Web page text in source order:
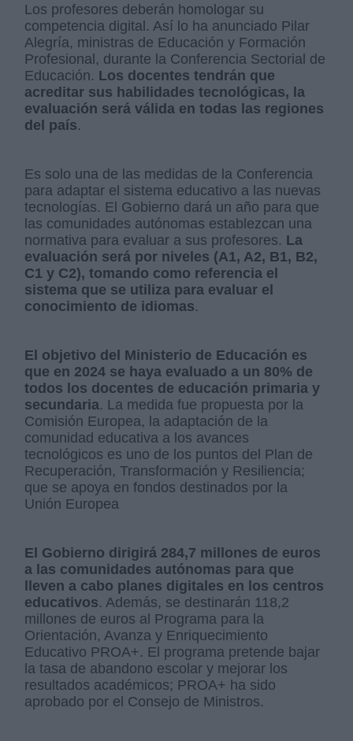
Los profesores deberán homologar su
competencia digital. Así lo ha anunciado Pilar
Alegría, ministras de Educación y Formación
Profesional, durante la Conferencia Sectorial de
Educación. Los docentes tendrán que
acreditar sus habilidades tecnológicas, la
evaluación será válida en todas las regiones
del país.
Es solo una de las medidas de la Conferencia
para adaptar el sistema educativo a las nuevas
tecnologías. El Gobierno dará un año para que
las comunidades autónomas establezcan una
normativa para evaluar a sus profesores. La
evaluación será por niveles (A1, A2, B1, B2,
C1 y C2), tomando como referencia el
sistema que se utiliza para evaluar el
conocimiento de idiomas.
El objetivo del Ministerio de Educación es
que en 2024 se haya evaluado a un 80% de
todos los docentes de educación primaria y
secundaria. La medida fue propuesta por la
Comisión Europea, la adaptación de la
comunidad educativa a los avances
tecnológicos es uno de los puntos del Plan de
Recuperación, Transformación y Resiliencia;
que se apoya en fondos destinados por la
Unión Europea
El Gobierno dirigirá 284,7 millones de euros
a las comunidades autónomas para que
lleven a cabo planes digitales en los centros
educativos. Además, se destinarán 118,2
millones de euros al Programa para la
Orientación, Avanza y Enriquecimiento
Educativo PROA+. El programa pretende bajar
la tasa de abandono escolar y mejorar los
resultados académicos; PROA+ ha sido
aprobado por el Consejo de Ministros.